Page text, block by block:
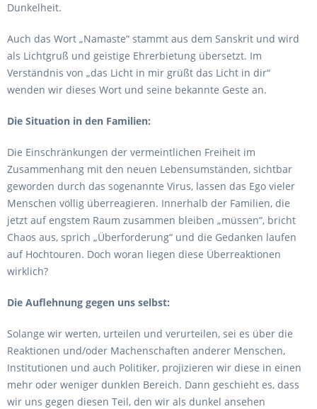
Dunkelheit.
Auch das Wort „Namaste“ stammt aus dem Sanskrit und wird
als Lichtgruß und geistige Ehrerbietung übersetzt. Im
Verständnis von „das Licht in mir grüßt das Licht in dir“
wenden wir dieses Wort und seine bekannte Geste an.
Die Situation in den Familien:
Die Einschränkungen der vermeintlichen Freiheit im
Zusammenhang mit den neuen Lebensumständen, sichtbar
geworden durch das sogenannte Virus, lassen das Ego vieler
Menschen völlig überreagieren. Innerhalb der Familien, die
jetzt auf engstem Raum zusammen bleiben „müssen“, bricht
Chaos aus, sprich „Überforderung“ und die Gedanken laufen
auf Hochtouren. Doch woran liegen diese Überreaktionen
wirklich?
Die Auflehnung gegen uns selbst:
Solange wir werten, urteilen und verurteilen, sei es über die
Reaktionen und/oder Machenschaften anderer Menschen,
Institutionen und auch Politiker, projizieren wir diese in einen
mehr oder weniger dunklen Bereich. Dann geschieht es, dass
wir uns gegen diesen Teil, den wir als dunkel ansehen